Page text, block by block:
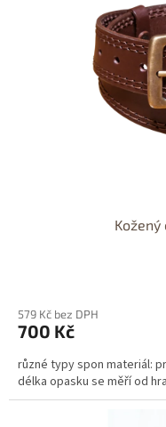
579 Kč bez DPH
700 Kč
různé typy spon materiál:
délka opasku se měří od